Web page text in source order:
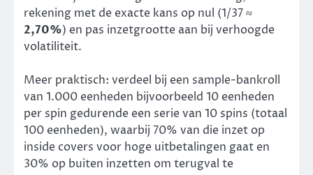
rekening met de exacte kans op nul (1/37 ≈
2,70%) en pas inzetgrootte aan bij verhoogde
volatiliteit.
Meer praktisch: verdeel bij een sample-bankroll
van 1.000 eenheden bijvoorbeeld 10 eenheden
per spin gedurende een serie van 10 spins (totaal
100 eenheden), waarbij 70% van die inzet op
inside covers voor hoge uitbetalingen gaat en
30% op buiten inzetten om terugval te